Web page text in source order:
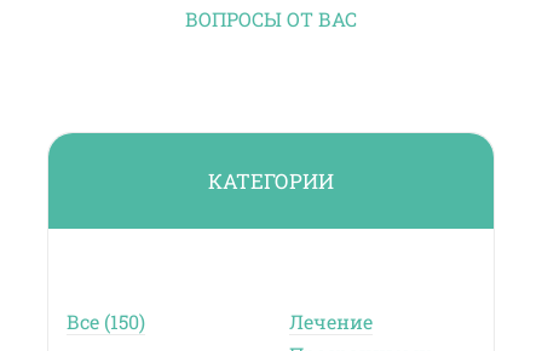
ВОПРОСЫ ОТ ВАС
КАТЕГОРИИ
Все (150)
Лечение